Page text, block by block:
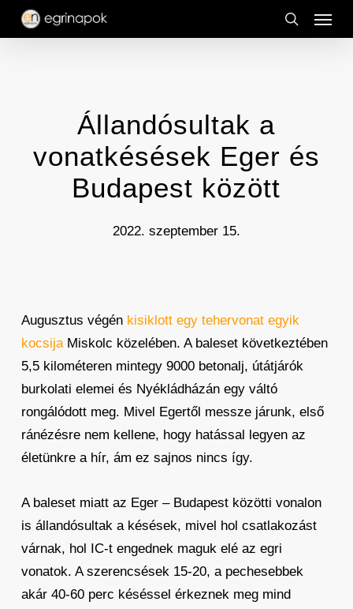
Skip
search
Menu
Állandósultak a
vonatkésések Eger és
Budapest között
2022. szeptember 15.
Augusztus végén kisiklott egy tehervonat egyik
kocsijaMiskolc közelében. A baleset következtében
5,5 kilométeren mintegy 9000 betonalj, útátjárók
burkolati elemei és Nyékládházán egy váltó
rongálódott meg. Mivel Egertől messze járunk, első
ránézésre nem kellene, hogy hatással legyen az
életünkre a hír, ám ez sajnos nincs így.
A baleset miatt az Eger – Budapest közötti vonalon
is állandósultak a késések, mivel hol csatlakozást
várnak, hol IC-t engednek maguk elé az egri
vonatok. A szerencsések 15-20, a pechesebbek
akár 40-60 perc késéssel érkeznek meg mind